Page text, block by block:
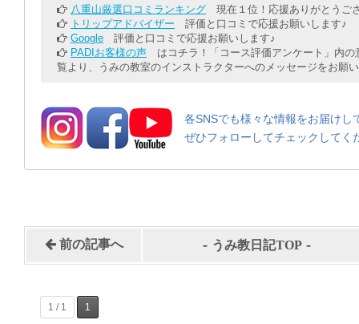
八重山厳選口コミランキング 現在１位！応援ありがとうご
トリップアドバイザー 評価と口コミで応援お願いします♪
Google 評価と口コミで応援お願いします♪
PADIお客様の声 はコチラ！「コース評価アンケート」内の
覧より、うみの教室のインストラクターへのメッセージをお願
各SNSでも様々な情報をお届けし
ぜひフォローしてチェックしてく
前の記事へ - うみ教日記TOP -
1 / 1 1